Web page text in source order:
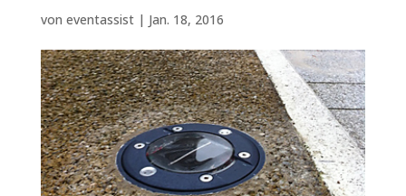
von eventassist| Jan. 18, 2016